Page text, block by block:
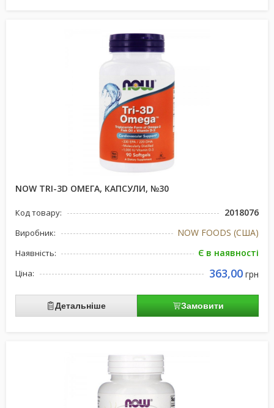
NOW TRI-3D ОМЕГА, КАПСУЛИ, №30
Код товару: 2018076
Виробник: NOW FOODS (США)
Наявність: Є в наявності
Ціна: 363,00 грн
Детальніше Замовити